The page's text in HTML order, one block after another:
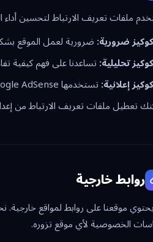
ملفات تعريف الارتباط لتحسين أداء
كوكيز ضرورية:ضرورية لعمل الموقع
كوكيز تحليلية:تساعدنا على فهم كيفية
كوكيز إعلانية:تستخدمها Google AdSense لعرض إعلانات ذات صلة.
تعطيل ملفات تعريف الارتباط من
روابط خارجية
موقعنا على روابط لمواقع
الخصوصية لأي موقع تزوره.